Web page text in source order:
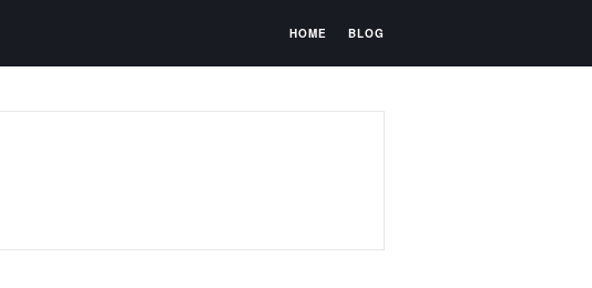
HOME BLOG